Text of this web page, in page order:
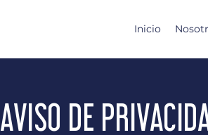
Inicio
AVISO DE